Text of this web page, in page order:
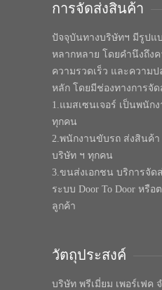
การจัดส่งสินค้า
ปัจจุบันทางบริษัทฯ มีรูปแ
หลากหลาย โดยคำนึงถึง
ความรวดเร็ว และความ
หลัก โดยมีช่องทางการจัด
1.แมสเซนเจอร์ เป็นพนัก
ทุกคน
2.พนักงานขับรถ ส่งสินค้
บริษัท ฯ ทุกคน
3.ขนส่งเอกชน บริการจัด
ระบบ Door To Door หรื
ลูกค้า
วัตถุประสงค์
บริษัท พรีเมี่ยม เพอร์เฟค